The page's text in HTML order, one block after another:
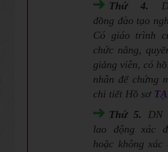
Thứ 4.
đồng đào tạo
Có giáo trình
chức năng,
giảng viên, có
nhân để chứng
chi tiết Hồ sơ
Thứ 5.
DN
lao động xác
hoặc không